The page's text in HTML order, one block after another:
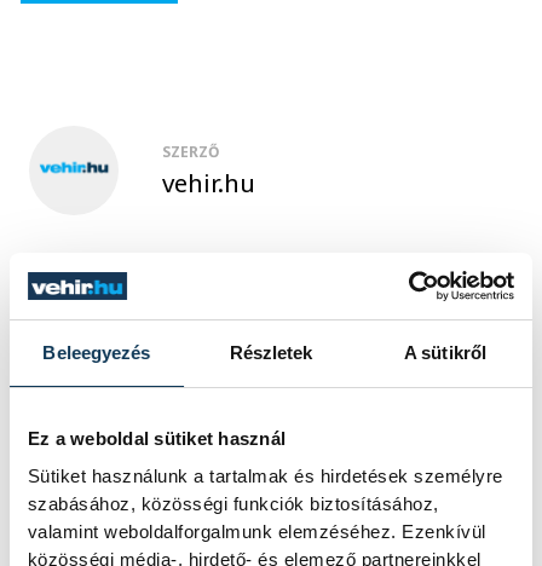
Beleegyezés Részletek A sütikről
Ez a weboldal sütiket használ
Sütiket használunk a tartalmak és hirdetések személyre
szabásához, közösségi funkciók biztosításához,
valamint weboldalforgalmunk elemzéséhez. Ezenkívül
közösségi média-, hirdető- és elemező partnereinkkel
SZERZŐ
vehir.hu